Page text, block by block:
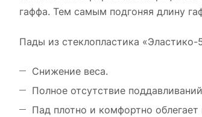
гаффа. Тем самым подгоняя длину
Пады из стеклопластика
Снижение веса.
Полное отсутствие
Пад плотно и комфортно облегает